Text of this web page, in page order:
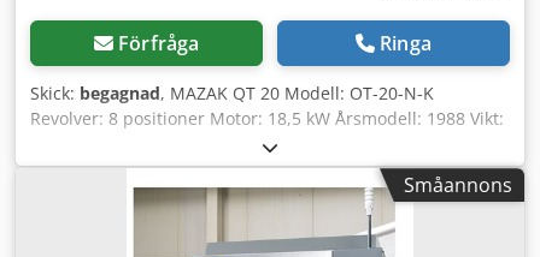
Förfråga Ringa
Skick: begagnad, MAZAK QT 20 Modell: OT-20-N-K
Revolver: 8 positioner Motor: 18,5 kW Årsmodell: 1988 Vikt:
11 700 lbs Chuck: diameter 250 mm Förnyad
manöverpanel Djdpfxowulzvs Aklokr
Småannons